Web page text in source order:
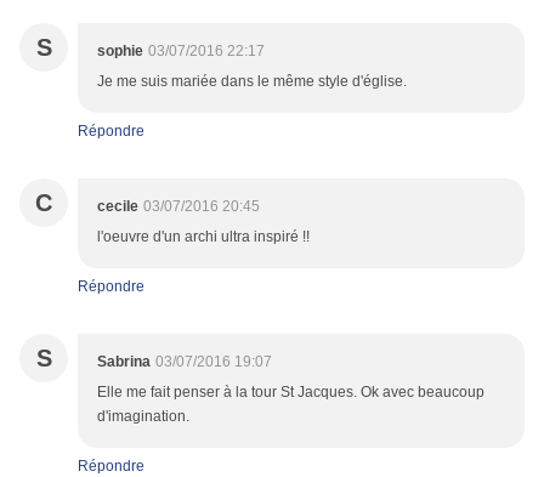
S sophie 03/07/2016 22:17
Je me suis mariée dans le même style d'église.
Répondre
C cecile 03/07/2016 20:45
l'oeuvre d'un archi ultra inspiré !!
Répondre
S Sabrina 03/07/2016 19:07
Elle me fait penser à la tour St Jacques. Ok avec beaucoup
d'imagination.
Répondre